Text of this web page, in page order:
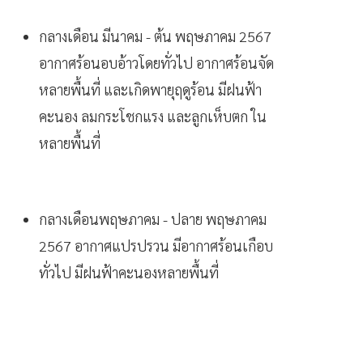
กลางเดือน มีนาคม - ต้น พฤษภาคม 2567
อากาศร้อนอบอ้าวโดยทั่วไป อากาศร้อนจัด
หลายพื้นที่ และเกิดพายุฤดูร้อน มีฝนฟ้า
คะนอง ลมกระโชกแรง และลูกเห็บตก ใน
หลายพื้นที่
กลางเดือนพฤษภาคม - ปลาย พฤษภาคม
2567 อากาศแปรปรวน มีอากาศร้อนเกือบ
ทั่วไป มีฝนฟ้าคะนองหลายพื้นที่